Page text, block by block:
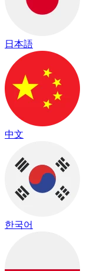
日本語
中文
한국어